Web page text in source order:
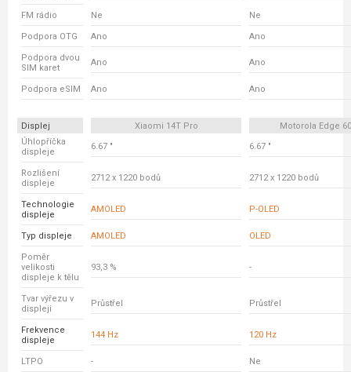
FM rádio Ne Ne
Podpora OTG Ano Ano
Podpora dvou
SIM karet
Ano Ano
Podpora eSIM Ano Ano
Displej Xiaomi 14T Pro
Motorola Edge
Úhlopříčka
displeje
6.67 " 6.67 "
Rozlišení
displeje
2712 x 1220 bodů 2712 x 1220 bodů
Technologie
displeje
AMOLED P-OLED
Typ displeje AMOLED OLED
Poměr
velikosti
displeje k tělu
93,3 % -
Tvar výřezu v
displeji
Průstřel Průstřel
Frekvence
displeje
144 Hz 120 Hz
LTPO - Ne